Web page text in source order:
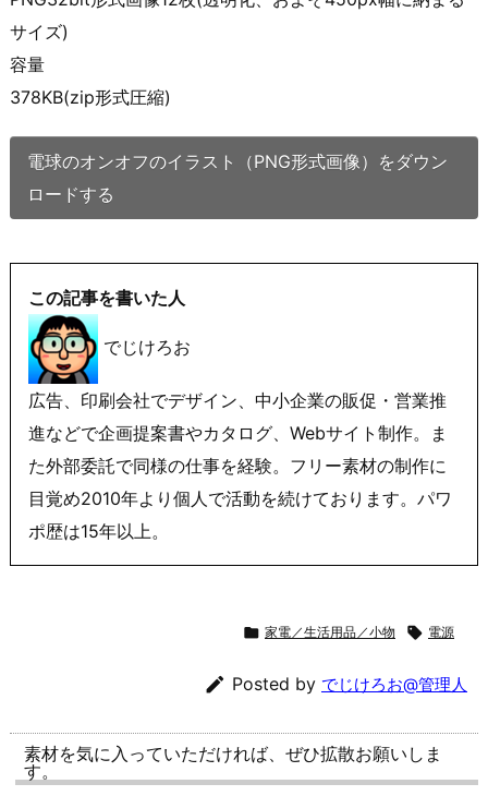
サイズ)
容量
378KB(zip形式圧縮)
電球のオンオフのイラスト（PNG形式画像）をダウン
ロードする
この記事を書いた人
でじけろお
広告、印刷会社でデザイン、中小企業の販促・営業推
進などで企画提案書やカタログ、Webサイト制作。ま
た外部委託で同様の仕事を経験。フリー素材の制作に
目覚め2010年より個人で活動を続けております。パワ
ポ歴は15年以上。
 家電／生活用品／小物  電源
 Posted by でじけろお@管理人
素材を気に入っていただければ、ぜひ拡散お願いしま
す。